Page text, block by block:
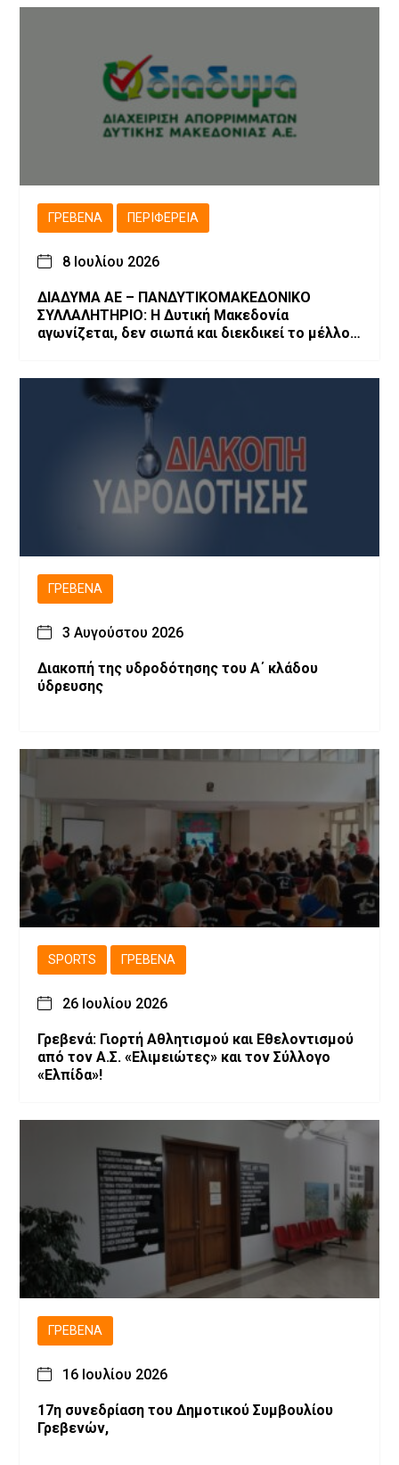
ΓΡΕΒΕΝΆ ΠΕΡΙΦΈΡΕΙΑ
8 Ιουλίου 2026
ΔΙΑΔΥΜΑ ΑΕ – ΠΑΝΔΥΤΙΚΟΜΑΚΕΔΟΝΙΚΟ
ΣΥΛΛΑΛΗΤΗΡΙΟ: Η Δυτική Μακεδονία
αγωνίζεται, δεν σιωπά και διεκδικεί το μέλλον
ΓΡΕΒΕΝΆ
3 Αυγούστου 2026
Διακοπή της υδροδότησης του Α΄ κλάδου
ύδρευσης
SPORTS ΓΡΕΒΕΝΆ
26 Ιουλίου 2026
Γρεβενά: Γιορτή Αθλητισμού και Εθελοντισμού
από τον Α.Σ. «Ελιμειώτες» και τον Σύλλογο
«Ελπίδα»!
ΓΡΕΒΕΝΆ
16 Ιουλίου 2026
17η συνεδρίαση του Δημοτικού Συμβουλίου
Γρεβενών,